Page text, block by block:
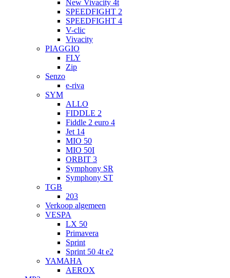
New Vivacity 4t
SPEEDFIGHT 2
SPEEDFIGHT 4
V-clic
Vivacity
PIAGGIO
FLY
Zip
Senzo
e-riva
SYM
ALLO
FIDDLE 2
Fiddle 2 euro 4
Jet 14
MIO 50
MIO 50I
ORBIT 3
Symphony SR
Symphony ST
TGB
203
Verkoop algemeen
VESPA
LX 50
Primavera
Sprint
Sprint 50 4t e2
YAMAHA
AEROX